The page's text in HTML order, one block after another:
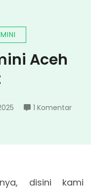
Aceh
1 Komentarpada
Aceh
disini kami